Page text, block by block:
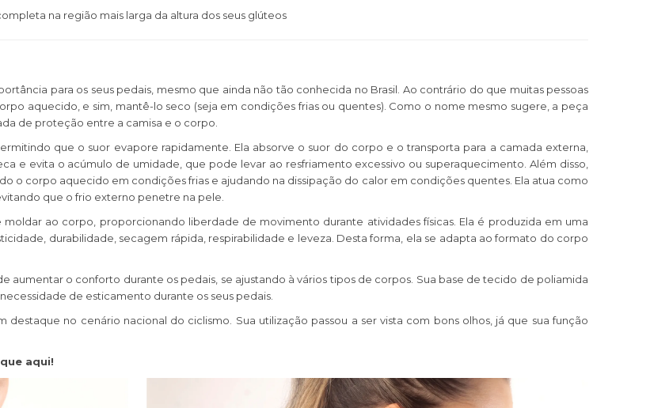
na região mais larga da altura dos seus glúteos
para os seus pedais, mesmo que ainda não tão conhecida no Brasil. Ao contrário do que muitas pessoas
aquecido, e sim, mantê-lo seco (seja em condições frias ou quentes). Como o nome mesmo sugere, a peça
de proteção entre a camisa e o corpo.
que o suor evapore rapidamente. Ela absorve o suor do corpo e o transporta para a camada externa,
e evita o acúmulo de umidade, que pode levar ao resfriamento excessivo ou superaquecimento. Além disso,
o corpo aquecido em condições frias e ajudando na dissipação do calor em condições quentes. Ela atua como
que o frio externo penetre na pele.
ao corpo, proporcionando liberdade de movimento durante atividades físicas. Ela é produzida em uma
durabilidade, secagem rápida, respirabilidade e leveza. Desta forma, ela se adapta ao formato do corpo
aumentar o conforto durante os pedais, se ajustando à vários tipos de corpos. Sua base de tecido de poliamida
de esticamento durante os seus pedais.
no cenário nacional do ciclismo. Sua utilização passou a ser vista com bons olhos, já que sua função
aqui!